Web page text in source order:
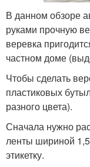
В данном обзоре
руками прочную
веревка
частном доме
Чтобы сделать
пластиковых
разного цвета).
Сначала нужно
ленты шириной
этикетку.